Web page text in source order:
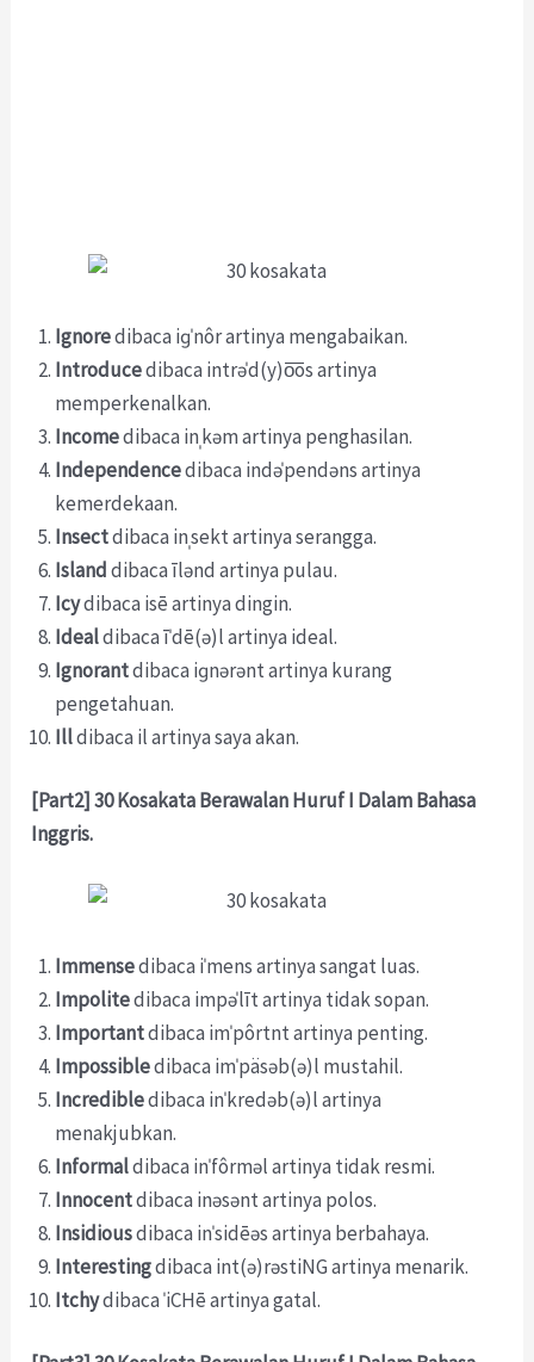
Ignoredibaca iɡˈnôr artinya mengabaikan.
Introducedibaca intrəˈd(y)o͞os artinya
memperkenalkan.
Incomedibaca inˌkəm artinya penghasilan.
Independencedibaca indəˈpendəns artinya
kemerdekaan.
Insectdibaca inˌsekt artinya serangga.
Islanddibaca īlənd artinya pulau.
Icydibaca isē artinya dingin.
Idealdibaca īˈdē(ə)l artinya ideal.
Ignorantdibaca iɡnərənt artinya kurang
pengetahuan.
Illdibaca il artinya saya akan.
[Part2] 30 Kosakata Berawalan Huruf I Dalam Bahasa
Inggris.
Immensedibaca iˈmens artinya sangat luas.
Impolitedibaca impəˈlīt artinya tidak sopan.
Importantdibaca imˈpôrtnt artinya penting.
Impossibledibaca imˈpäsəb(ə)l mustahil.
Incredibledibaca inˈkredəb(ə)l artinya
menakjubkan.
Informaldibaca inˈfôrməl artinya tidak resmi.
Innocentdibaca inəsənt artinya polos.
Insidiousdibaca inˈsidēəs artinya berbahaya.
Interestingdibaca int(ə)rəstiNG artinya menarik.
Itchydibaca ˈiCHē artinya gatal.